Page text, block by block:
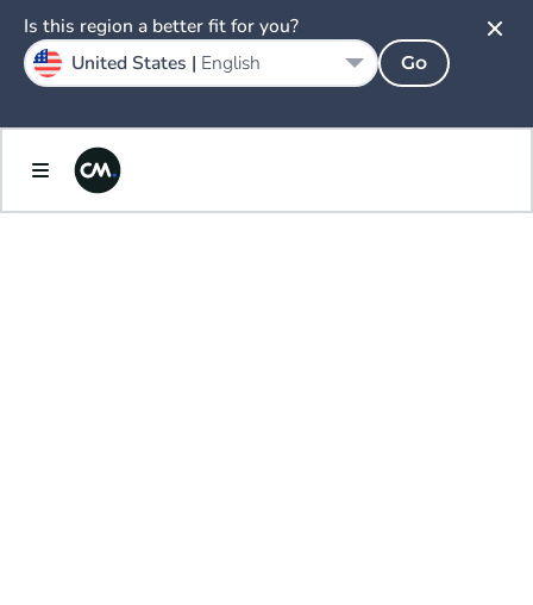
Is this region a better fit for you?
United States | English Go